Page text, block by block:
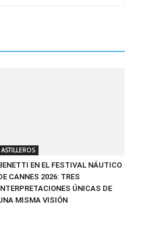
ASTILLEROS
EN EL FESTIVAL NÁUTICO
CANNES 2026: TRES
ÚNICAS DE
MISMA VISIÓN